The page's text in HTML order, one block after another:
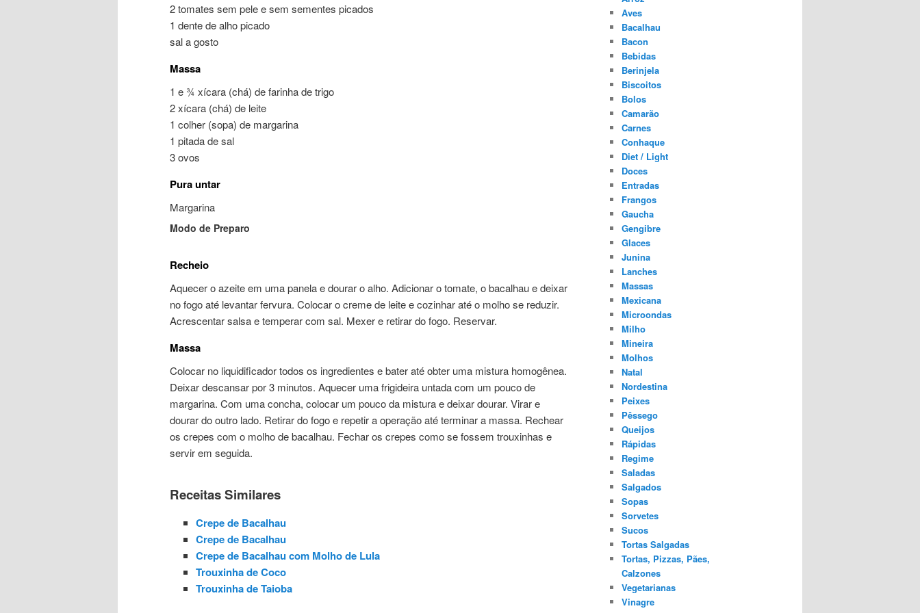
2 tomates sem pele e sem sementes picados
1 dente de alho picado
sal a gosto
Massa
1 e ¾ xícara (chá) de farinha de trigo
2 xícara (chá) de leite
1 colher (sopa) de margarina
1 pitada de sal
3 ovos
Pura untar
Margarina
Modo de Preparo
Recheio
Aquecer o azeite em uma panela e dourar o alho. Adicionar o tomate, o bacalhau e deixar
no fogo até levantar fervura. Colocar o creme de leite e cozinhar até o molho se reduzir.
Acrescentar salsa e temperar com sal. Mexer e retirar do fogo. Reservar.
Massa
Colocar no liquidificador todos os ingredientes e bater até obter uma mistura homogênea.
Deixar descansar por 3 minutos. Aquecer uma frigideira untada com um pouco de
margarina. Com uma concha, colocar um pouco da mistura e deixar dourar. Virar e
dourar do outro lado. Retirar do fogo e repetir a operação até terminar a massa. Rechear
os crepes com o molho de bacalhau. Fechar os crepes como se fossem trouxinhas e
servir em seguida.
Receitas Similares
Crepe de Bacalhau
Crepe de Bacalhau
Crepe de Bacalhau com Molho de Lula
Trouxinha de Coco
Trouxinha de Taioba
Aves
Bacalhau
Bacon
Bebidas
Berinjela
Biscoitos
Bolos
Camarão
Carnes
Conhaque
Diet / Light
Doces
Entradas
Frangos
Gaucha
Gengibre
Glaces
Junina
Lanches
Massas
Mexicana
Microondas
Milho
Mineira
Molhos
Natal
Nordestina
Peixes
Pêssego
Queijos
Rápidas
Regime
Saladas
Salgados
Sopas
Sorvetes
Sucos
Tortas Salgadas
Tortas, Pizzas, Pães,
Calzones
Vegetarianas
Vinagre